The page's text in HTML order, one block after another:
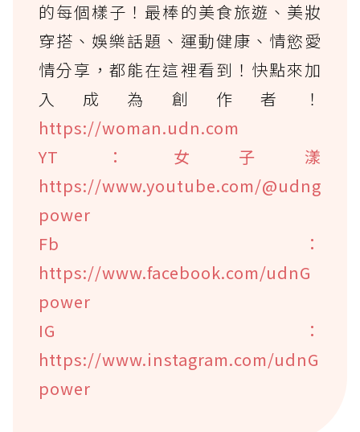
的每個樣子！最棒的美食旅遊、美妝
穿搭、娛樂話題、運動健康、情慾愛
情分享，都能在這裡看到！快點來加
入成為創作者！
https://woman.udn.com
YT：女子漾
https://www.youtube.com/@udng
power
Fb：
https://www.facebook.com/udnG
power
IG：
https://www.instagram.com/udnG
power